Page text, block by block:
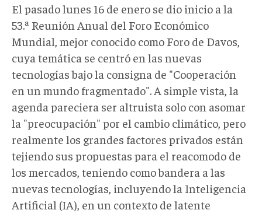
El pasado lunes 16 de enero se dio inicio a la
53.ª Reunión Anual del Foro Económico
Mundial, mejor conocido como Foro de Davos,
cuya temática se centró en las nuevas
tecnologías bajo la consigna de "Cooperación
en un mundo fragmentado". A simple vista, la
agenda pareciera ser altruista solo con asomar
la "preocupación" por el cambio climático, pero
realmente los grandes factores privados están
tejiendo sus propuestas para el reacomodo de
los mercados, teniendo como bandera a las
nuevas tecnologías, incluyendo la Inteligencia
Artificial (IA), en un contexto de latente